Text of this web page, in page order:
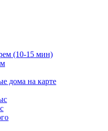
(10-15 мин)
дома на карте